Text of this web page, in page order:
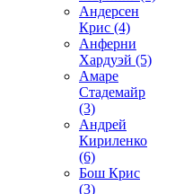
Андерсен
Крис (4)
Анферни
Xардуэй (5)
Амаре
Стадемайр
(3)
Андрей
Кириленко
(6)
Бош Крис
(3)